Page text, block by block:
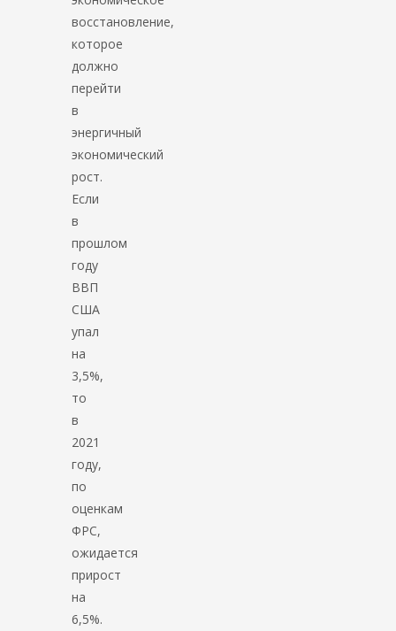
восстановление,
которое
должно
перейти
в
энергичный
экономический
рост.
Если
в
прошлом
году
ВВП
США
упал
на
3,5%,
то
в
2021
году,
по
оценкам
ФРС,
ожидается
прирост
на
6,5%.